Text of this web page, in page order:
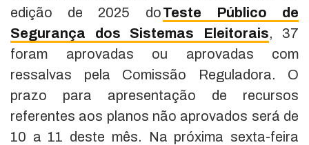
edição de 2025 doTeste Público de
Segurança dos Sistemas Eleitorais, 37
foram aprovadas ou aprovadas com
ressalvas pela Comissão Reguladora. O
prazo para apresentação de recursos
referentes aos planos não aprovados será de
10 a 11 deste mês. Na próxima sexta-feira